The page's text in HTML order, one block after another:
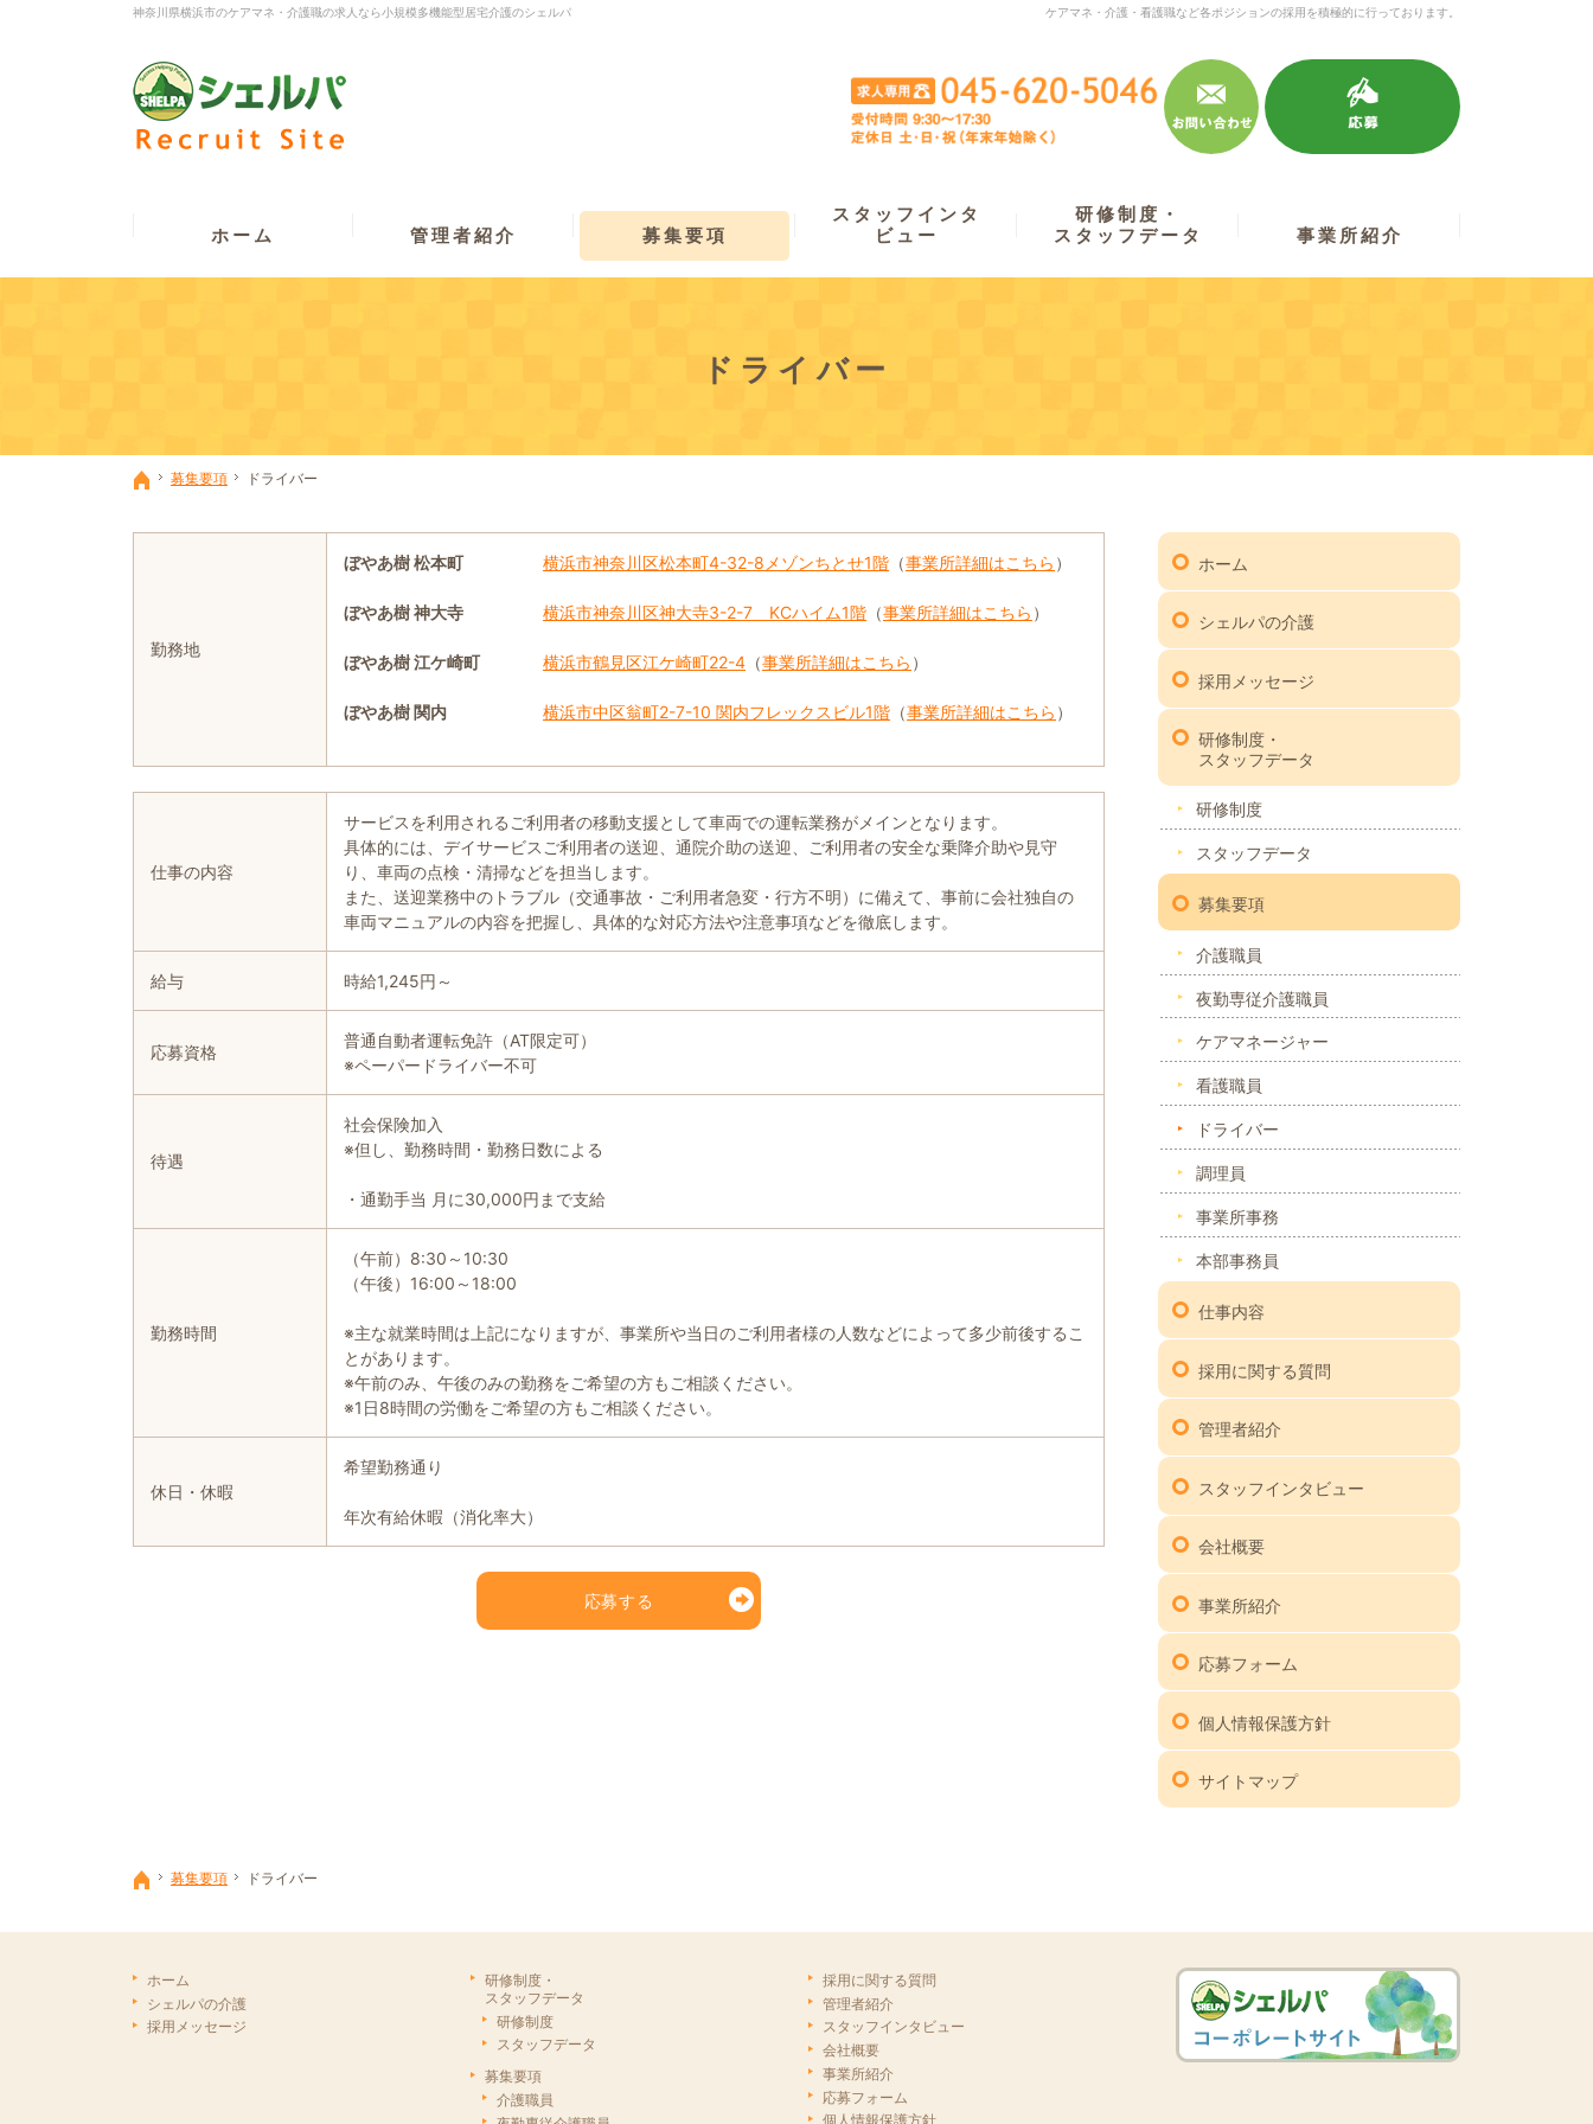
ドライバー
ケアマネ・介護・看護職など各ポジションの採用を積極的に行っております。
神奈川県横浜市のケアマネ・介護職の求人なら小規模多機能型居宅介護のシェルパ
ホーム
募集要項 ドライバー
勤務地
ぼやあ樹松本町 横浜市神奈川区松本町4-32-8メゾンちとせ1階 （事業所詳細はこちら ）
ぼやあ樹神大寺 横浜市神奈川区神大寺3-2-7 KCハイム1階 （事業所詳細はこちら ）
ぼやあ樹江ケ崎町 横浜市鶴見区江ケ崎町22-4 （事業所詳細はこちら ）
ぼやあ樹関内 横浜市中区翁町2-7-10 関内フレックスビル1階 （事業所詳細はこちら ）
仕事の内容
サービスを利用されるご利用者の移動支援として車両での運転業務がメインとなります。
具体的には、デイサービスご利用者の送迎、通院介助の送迎、ご利用者の安全な乗降介助や見守
り、車両の点検・清掃などを担当します。
また、送迎業務中のトラブル（交通事故・ご利用者急変・行方不明）に備えて、事前に会社独自の
車両マニュアルの内容を把握し、具体的な対応方法や注意事項などを徹底します。
給与 時給1,245円～
応募資格
普通自動者運転免許（AT限定可）
※ペーパードライバー不可
待遇
社会保険加入
※但し、勤務時間・勤務日数による
・通勤手当 月に30,000円まで支給
勤務時間
（午前）8:30～10:30
（午後）16:00～18:00
※主な就業時間は上記になりますが、事業所や当日のご利用者様の人数などによって多少前後するこ
とがあります。
※午前のみ、午後のみの勤務をご希望の方もご相談ください。
※1日8時間の労働をご希望の方もご相談ください。
休日・休暇
希望勤務通り
年次有給休暇（消化率大）
応募する
ホーム
シェルパの介護
採用メッセージ
研修制度・
スタッフデータ
研修制度
スタッフデータ
募集要項
介護職員
夜勤専従介護職員
ケアマネージャー
看護職員
ドライバー
調理員
事業所事務
本部事務員
仕事内容
採用に関する質問
管理者紹介
スタッフインタビュー
会社概要
事業所紹介
応募フォーム
個人情報保護方針
サイトマップ
ホーム
募集要項 ドライバー
045-620-5046
受付時間 9:30～17:30
／定休日 土・日・祝
お問い合わせ
ホーム 管理者紹介 募集要項
スタッフインタ
ビュー
研修制度・
スタッフデータ
事業所紹介
ホーム
シェルパの介護
採用メッセージ
研修制度・
スタッフデータ
研修制度
スタッフデータ
募集要項
介護職員
採用に関する質問
管理者紹介
スタッフインタビュー
会社概要
事業所紹介
応募フォーム
個人情報保護方針